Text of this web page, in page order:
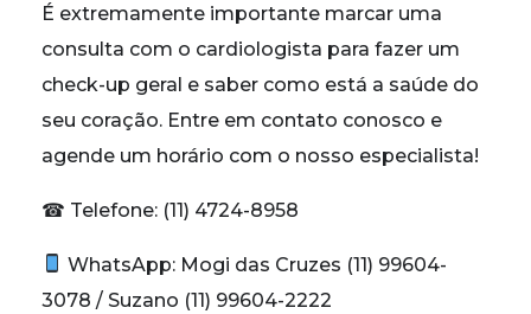
É extremamente importante marcar uma
consulta com o cardiologista para fazer um
check-up geral e saber como está a saúde do
seu coração. Entre em contato conosco e
agende um horário com o nosso especialista!
☎ Telefone: (11) 4724-8958
WhatsApp: Mogi das Cruzes (11) 99604-
3078 / Suzano (11) 99604-2222